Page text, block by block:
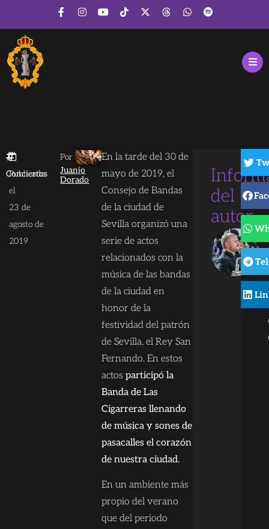
Conciertos
Publicado
el
23 de
agosto de
2019
Por
Juanjo
Dorado
En la tarde del 30 de
mayo de 2019, el
Consejo de Bandas
de la ciudad de
Sevilla organizó una
serie de actos
relacionados con la
música de las bandas
de la ciudad en
honor de la
festividad del patrón
de Sevilla, el Rey San
Fernando. En estos
actosparticipó la
Banda de Las
Cigarreras llenando
de música y sones de
pasacalles el corazón
de nuestra ciudad.
En un ambiente más
propio del verano
que del periodo
del
autor